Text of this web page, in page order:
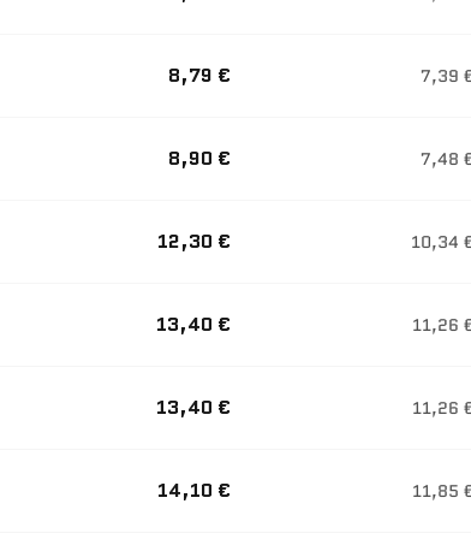
8,79 € 7,39
8,90 € 7,48
12,30 € 10,34
13,40 € 11,26
13,40 € 11,26
14,10 € 11,85